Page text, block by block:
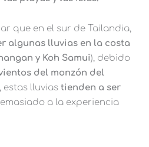
que en el sur de Tailandia,
algunas lluvias en la costa
y Koh Samui), debido
del monzón del
estas lluvias tienden a ser
a la experiencia